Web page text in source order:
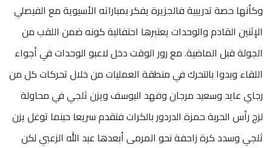
وكأنها حصة تدريبية فالجزيرة يفكر بمباراته الأسيوية مع الفيصلي
الإثنين القادم والوحدات يعتبرها احتفالية كونه ضمن اللقب من
الجولة قبل الماضية. مع رور الوقت دخل لاعبو الوحدات في أجواء
اللقاء وبدوا بالتحرك في منطقة العمليات من خلال تحركات كل من
رجاي عايد وسعيد مرجان وفهد اليوسف ويزن ثلجي في محاولة
لزج رأس الحربة حمزة الدردور بالكرات فتقدم سريعا حينما توغل يزن
ثلجي وسدد كرة زاحفة نحو المرمى أبعدها عبد الله الزعبي لكن